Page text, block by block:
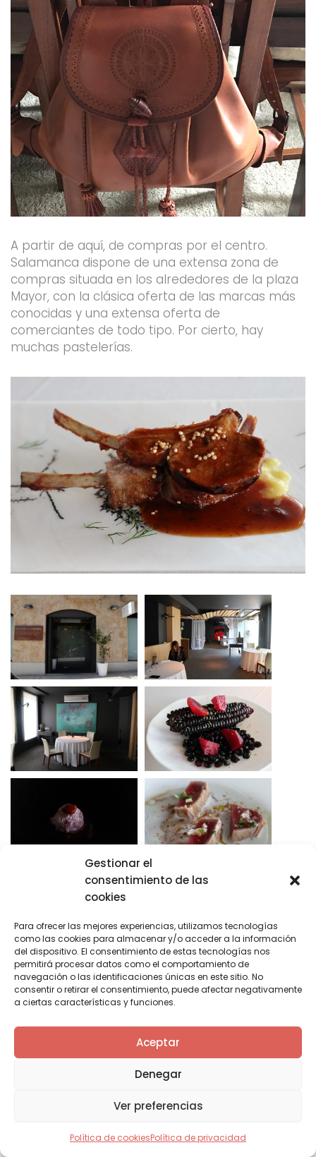
Gestionar el
consentimiento de las
cookies
Para ofrecer las mejores experiencias, utilizamos tecnologías
como las cookies para almacenar y/o acceder a la información
del dispositivo. El consentimiento de estas tecnologías nos
permitirá procesar datos como el comportamiento de
navegación o las identificaciones únicas en este sitio. No
consentir o retirar el consentimiento, puede afectar negativamente
a ciertas características y funciones.
Aceptar
Denegar
Ver preferencias
Política de cookiesPolítica de privacidad
A partir de aquí, de compras por el centro.
Salamanca dispone de una extensa zona de
compras situada en los alrededores de la plaza
Mayor, con la clásica oferta de las marcas más
conocidas y una extensa oferta de
comerciantes de todo tipo. Por cierto, hay
muchas pastelerías.